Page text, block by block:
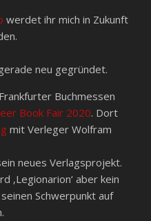
werdet ihr mich in Zukunft
neu gegründet.
Buchmessen
Book Fair 2020. Dort
mit Verleger Wolfram
neues Verlagsprojekt.
‚Legionarion‘ aber kein
Schwerpunkt auf